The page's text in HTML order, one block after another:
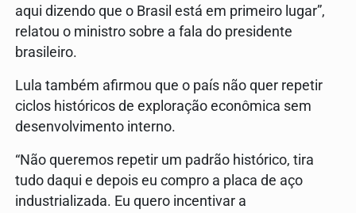
aqui dizendo que o Brasil está em primeiro lugar”,
relatou o ministro sobre a fala do presidente
brasileiro.
Lula também afirmou que o país não quer repetir
ciclos históricos de exploração econômica sem
desenvolvimento interno.
“Não queremos repetir um padrão histórico, tira
tudo daqui e depois eu compro a placa de aço
industrializada. Eu quero incentivar a